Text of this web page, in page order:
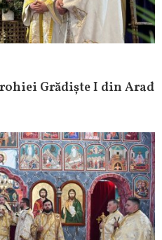
Grădiște I din Arad